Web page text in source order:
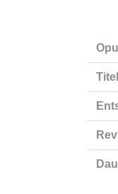
Titel